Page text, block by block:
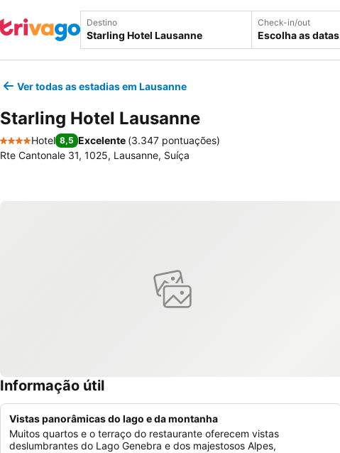
Destino Check-in/out
Escolha as datas
Ver todas as estadias em Lausanne
Starling Hotel Lausanne
4 Estrelas
Hotel 8,5 Excelente (3.347 pontuações)
Rte Cantonale 31, 1025, Lausanne, Suíça
Informação útil
Vistas panorâmicas do lago e da montanha
Muitos quartos e o terraço do restaurante oferecem vistas
deslumbrantes do Lago Genebra e dos majestosos Alpes,